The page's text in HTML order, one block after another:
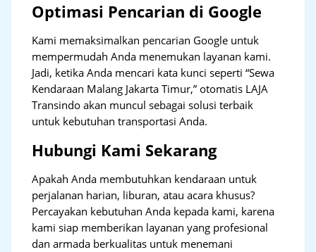
Optimasi Pencarian di Google
Kami memaksimalkan pencarian Google untuk
mempermudah Anda menemukan layanan kami.
Jadi, ketika Anda mencari kata kunci seperti “Sewa
Kendaraan Malang Jakarta Timur,” otomatis LAJA
Transindo akan muncul sebagai solusi terbaik
untuk kebutuhan transportasi Anda.
Hubungi Kami Sekarang
Apakah Anda membutuhkan kendaraan untuk
perjalanan harian, liburan, atau acara khusus?
Percayakan kebutuhan Anda kepada kami, karena
kami siap memberikan layanan yang profesional
dan armada berkualitas untuk menemani